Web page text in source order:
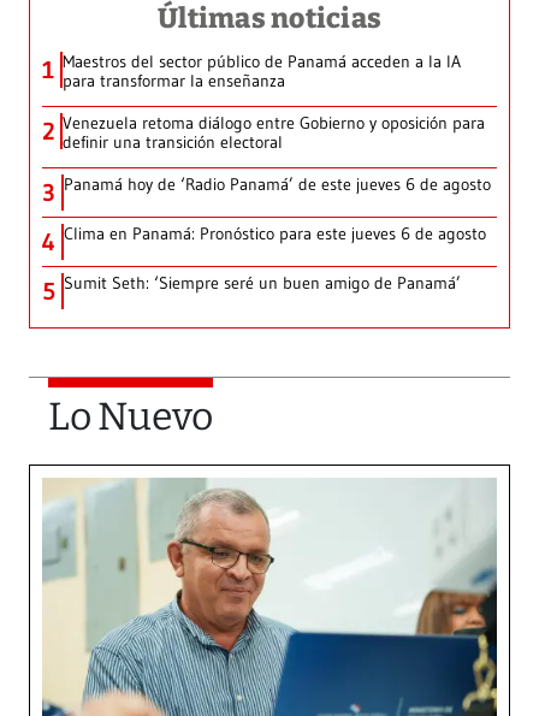
Últimas noticias
1 Maestros del sector público de Panamá acceden a la IA
para transformar la enseñanza
2 Venezuela retoma diálogo entre Gobierno y oposición para
definir una transición electoral
3 Panamá hoy de ‘Radio Panamá’ de este jueves 6 de agosto
4 Clima en Panamá: Pronóstico para este jueves 6 de agosto
5 Sumit Seth: ‘Siempre seré un buen amigo de Panamá’
Lo Nuevo